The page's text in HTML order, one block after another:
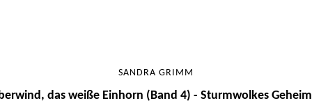
SANDRA GRIMM
das weiße Einhorn (Band 4) - Sturmwolkes